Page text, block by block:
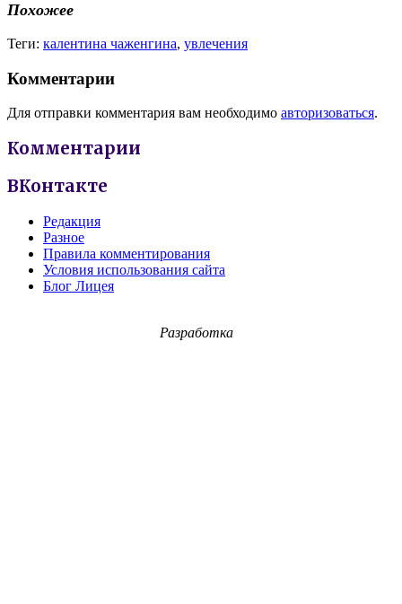
Похожее
Теги: калентина чаженгина, увлечения
Комментарии
Для отправки комментария вам необходимо авторизоваться.
Комментарии
ВКонтакте
Редакция
Разное
Правила комментирования
Условия использования сайта
Блог Лицея
Разработка